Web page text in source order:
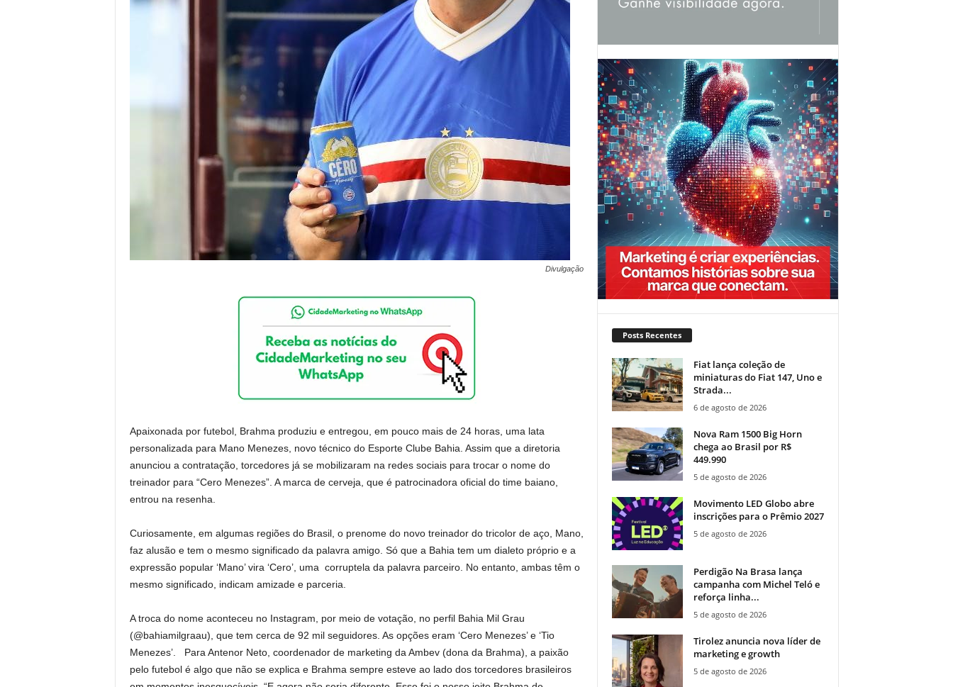
Divulgação
Apaixonada por futebol, Brahma produziu e entregou, em pouco mais de 24 horas, uma lata
personalizada para Mano Menezes, novo técnico do Esporte Clube Bahia. Assim que a diretoria
anunciou a contratação, torcedores já se mobilizaram na redes sociais para trocar o nome do
treinador para “Cero Menezes”. A marca de cerveja, que é patrocinadora oficial do time baiano,
entrou na resenha.
Curiosamente, em algumas regiões do Brasil, o prenome do novo treinador do tricolor de aço, Mano,
faz alusão e tem o mesmo significado da palavra amigo. Só que a Bahia tem um dialeto próprio e a
expressão popular ‘Mano’ vira ‘Cero’, uma corruptela da palavra parceiro. No entanto, ambas têm o
mesmo significado, indicam amizade e parceria.
A troca do nome aconteceu no Instagram, por meio de votação, no perfil Bahia Mil Grau
(@bahiamilgraau), que tem cerca de 92 mil seguidores. As opções eram ‘Cero Menezes’ e ‘Tio
Menezes’. Para Antenor Neto, coordenador de marketing da Ambev (dona da Brahma), a paixão
pelo futebol é algo que não se explica e Brahma sempre esteve ao lado dos torcedores brasileiros
Posts Recentes
Fiat lança coleção de
miniaturas do Fiat 147, Uno e
Strada...
6 de agosto de 2026
Nova Ram 1500 Big Horn
chega ao Brasil por R$
449.990
5 de agosto de 2026
Movimento LED Globo abre
inscrições para o Prêmio 2027
5 de agosto de 2026
Perdigão Na Brasa lança
campanha com Michel Teló e
reforça linha...
5 de agosto de 2026
Tirolez anuncia nova líder de
marketing e growth
5 de agosto de 2026